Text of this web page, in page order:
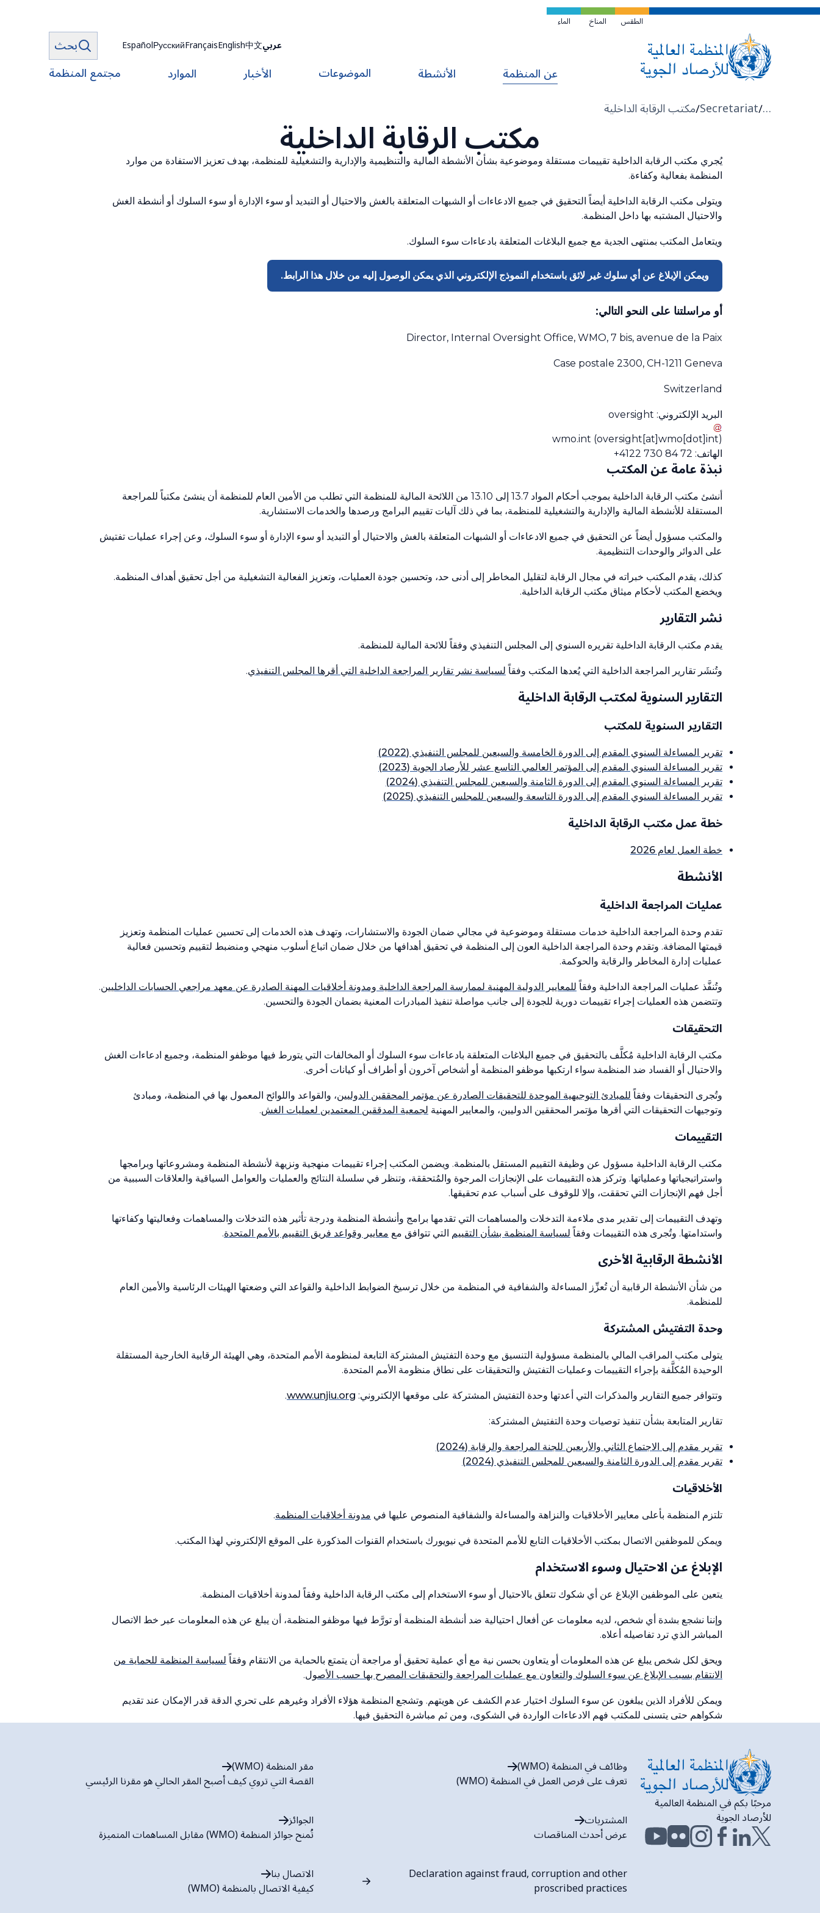
تخطي
الطقس المناخ الماء
عربي中文
English
Français
Русский
Español
بحث
عن المنظمة
الأنشطة الموضوعات الأخبار الموارد مجتمع المنظمة
مسار
…
Secretariat مكتب الرقابة الداخلية مكتب الرقابة الداخلية
يُجري مكتب الرقابة الداخلية تقييمات مستقلة وموضوعية بشأن الأنشطة المالية والتنظيمية والإدارية والتشغيلية للمنظمة، بهدف تعزيز الاستفادة من موارد
المنظمة بفعالية وكفاءة.
ويتولى مكتب الرقابة الداخلية أيضاً التحقيق في جميع الادعاءات أو الشبهات المتعلقة بالغش والاحتيال أو التبديد أو سوء الإدارة أو سوء السلوك أو أنشطة الغش
والاحتيال المشتبه بها داخل المنظمة.
ويتعامل المكتب بمنتهى الجدية مع جميع البلاغات المتعلقة بادعاءات سوء السلوك.
ويمكن الإبلاغ عن أي سلوك غير لائق باستخدام النموذج الإلكتروني الذي يمكن الوصول إليه من خلال هذا الرابط.
أو مراسلتنا على النحو التالي:
Director, Internal Oversight Office, WMO, 7 bis, avenue de la Paix
Case postale 2300, CH-1211 Geneva
Switzerland
البريد الإلكتروني: oversight
wmo.int (oversight[at]wmo[dot]int)
الهاتف: 72 84 730 4122+
نبذة عامة عن المكتب
أنشئ مكتب الرقابة الداخلية بموجب أحكام المواد 13.7 إلى 13.10 من اللائحة المالية للمنظمة التي تطلب من الأمين العام للمنظمة أن ينشئ مكتباً للمراجعة
المستقلة للأنشطة المالية والإدارية والتشغيلية للمنظمة، بما في ذلك آليات تقييم البرامج ورصدها والخدمات الاستشارية.
والمكتب مسؤول أيضاً عن التحقيق في جميع الادعاءات أو الشبهات المتعلقة بالغش والاحتيال أو التبديد أو سوء الإدارة أو سوء السلوك، وعن إجراء عمليات تفتيش
على الدوائر والوحدات التنظيمية.
كذلك، يقدم المكتب خبراته في مجال الرقابة لتقليل المخاطر إلى أدنى حد، وتحسين جودة العمليات، وتعزيز الفعالية التشغيلية من أجل تحقيق أهداف المنظمة.
ويخضع المكتب لأحكام ميثاق مكتب الرقابة الداخلية.
نشر التقارير
يقدم مكتب الرقابة الداخلية تقريره السنوي إلى المجلس التنفيذي وفقاً للائحة المالية للمنظمة.
وتُنشَر تقارير المراجعة الداخلية التي يُعدها المكتب وفقاً لسياسة نشر تقارير المراجعة الداخلية التي أقرها المجلس التنفيذي.
التقارير السنوية لمكتب الرقابة الداخلية
التقارير السنوية للمكتب
تقرير المساءلة السنوي المقدم إلى الدورة الخامسة والسبعين للمجلس التنفيذي (2022)
تقرير المساءلة السنوي المقدم إلى المؤتمر العالمي التاسع عشر للأرصاد الجوية (2023)
تقرير المساءلة السنوي المقدم إلى الدورة الثامنة والسبعين للمجلس التنفيذي (2024)
تقرير المساءلة السنوي المقدم إلى الدورة التاسعة والسبعين للمجلس التنفيذي (2025)
خطة عمل مكتب الرقابة الداخلية
خطة العمل لعام 2026
الأنشطة
عمليات المراجعة الداخلية
تقدم وحدة المراجعة الداخلية خدمات مستقلة وموضوعية في مجالي ضمان الجودة والاستشارات، وتهدف هذه الخدمات إلى تحسين عمليات المنظمة وتعزيز
قيمتها المضافة. وتقدم وحدة المراجعة الداخلية العون إلى المنظمة في تحقيق أهدافها من خلال ضمان اتباع أسلوب منهجي ومنضبط لتقييم وتحسين فعالية
عمليات إدارة المخاطر والرقابة والحوكمة.
وتُنفَّذ عمليات المراجعة الداخلية وفقاً للمعايير الدولية المهنية لممارسة المراجعة الداخلية ومدونة أخلاقيات المهنة الصادرة عن معهد مراجعي الحسابات الداخليين.
وتتضمن هذه العمليات إجراء تقييمات دورية للجودة إلى جانب مواصلة تنفيذ المبادرات المعنية بضمان الجودة والتحسين.
التحقيقات
مكتب الرقابة الداخلية مُكلَّف بالتحقيق في جميع البلاغات المتعلقة بادعاءات سوء السلوك أو المخالفات التي يتورط فيها موظفو المنظمة، وجميع ادعاءات الغش
والاحتيال أو الفساد ضد المنظمة سواء ارتكبها موظفو المنظمة أو أشخاص آخرون أو أطراف أو كيانات أخرى.
وتُجرى التحقيقات وفقاً للمبادئ التوجيهية الموحدة للتحقيقات الصادرة عن مؤتمر المحققين الدوليين، والقواعد واللوائح المعمول بها في المنظمة، ومبادئ
وتوجيهات التحقيقات التي أقرها مؤتمر المحققين الدوليين، والمعايير المهنية لجمعية المدققين المعتمدين لعمليات الغش.
التقييمات
مكتب الرقابة الداخلية مسؤول عن وظيفة التقييم المستقل بالمنظمة. ويضمن المكتب إجراء تقييمات منهجية ونزيهة لأنشطة المنظمة ومشروعاتها وبرامجها
واستراتيجياتها وعملياتها. وتركز هذه التقييمات على الإنجازات المرجوة والمُتحققة، وتنظر في سلسلة النتائج والعمليات والعوامل السياقية والعلاقات السببية من
أجل فهم الإنجازات التي تحققت، وإلا للوقوف على أسباب عدم تحقيقها.
وتهدف التقييمات إلى تقدير مدى ملاءمة التدخلات والمساهمات التي تقدمها برامج وأنشطة المنظمة ودرجة تأثير هذه التدخلات والمساهمات وفعاليتها وكفاءتها
واستدامتها. وتُجرى هذه التقييمات وفقاً لسياسة المنظمة بشأن التقييم التي تتوافق مع معايير وقواعد فريق التقييم بالأمم المتحدة.
الأنشطة الرقابية الأخرى
من شأن الأنشطة الرقابية أن تُعزِّز المساءلة والشفافية في المنظمة من خلال ترسيخ الضوابط الداخلية والقواعد التي وضعتها الهيئات الرئاسية والأمين العام
للمنظمة.
وحدة التفتيش المشتركة
يتولى مكتب المراقب المالي بالمنظمة مسؤولية التنسيق مع وحدة التفتيش المشتركة التابعة لمنظومة الأمم المتحدة، وهي الهيئة الرقابية الخارجية المستقلة
الوحيدة المُكلَّفة بإجراء التقييمات وعمليات التفتيش والتحقيقات على نطاق منظومة الأمم المتحدة.
وتتوافر جميع التقارير والمذكرات التي أعدتها وحدة التفتيش المشتركة على موقعها الإلكتروني: www.unjiu.org
.
تقارير المتابعة بشأن تنفيذ توصيات وحدة التفتيش المشتركة:
تقرير مقدم إلى الاجتماع الثاني والأربعين للجنة المراجعة والرقابة (2024)
تقرير مقدم إلى الدورة الثامنة والسبعين للمجلس التنفيذي (2024)
الأخلاقيات
تلتزم المنظمة بأعلى معايير الأخلاقيات والنزاهة والمساءلة والشفافية المنصوص عليها في مدونة أخلاقيات المنظمة.
ويمكن للموظفين الاتصال بمكتب الأخلاقيات التابع للأمم المتحدة في نيويورك باستخدام القنوات المذكورة على الموقع الإلكتروني لهذا المكتب.
الإبلاغ عن الاحتيال وسوء الاستخدام
يتعين على الموظفين الإبلاغ عن أي شكوك تتعلق بالاحتيال أو سوء الاستخدام إلى مكتب الرقابة الداخلية وفقاً لمدونة أخلاقيات المنظمة.
وإننا نشجع بشدة أي شخص، لديه معلومات عن أفعال احتيالية ضد أنشطة المنظمة أو تورَّط فيها موظفو المنظمة، أن يبلغ عن هذه المعلومات عبر خط الاتصال
المباشر الذي ترد تفاصيله أعلاه.
ويحق لكل شخص يبلغ عن هذه المعلومات أو يتعاون بحسن نية مع أي عملية تحقيق أو مراجعة أن يتمتع بالحماية من الانتقام وفقاً لسياسة المنظمة للحماية من
الانتقام بسبب الإبلاغ عن سوء السلوك والتعاون مع عمليات المراجعة والتحقيقات المصرح بها حسب الأصول.
ويمكن للأفراد الذين يبلغون عن سوء السلوك اختيار عدم الكشف عن هويتهم. وتشجع المنظمة هؤلاء الأفراد وغيرهم على تحري الدقة قدر الإمكان عند تقديم
شكواهم حتى يتسنى للمكتب فهم الادعاءات الواردة في الشكوى، ومن ثم مباشرة التحقيق فيها.
مرحبًا بكم في المنظمة العالمية
للأرصاد الجوية
وظائف في المنظمة (WMO)
تعرف على فرص العمل في المنظمة (WMO)
مقر المنظمة (WMO)
القصة التي تروي كيف أصبح المقر الحالي هو مقرنا الرئيسي
المشتريات
عرض أحدث المناقصات
الجوائز
تُمنح جوائز المنظمة (WMO) مقابل المساهمات المتميزة
Declaration against fraud, corruption and other
proscribed practices
الاتصال بنا
كيفية الاتصال بالمنظمة (WMO)